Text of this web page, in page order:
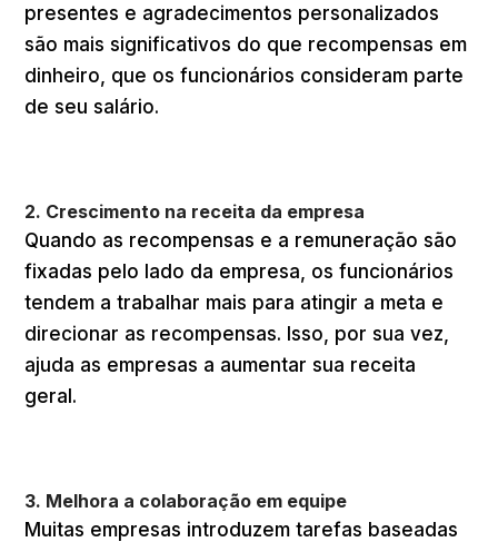
presentes e agradecimentos personalizados
são mais significativos do que recompensas em
dinheiro, que os funcionários consideram parte
de seu salário.
2. Crescimento na receita da empresa
Quando as recompensas e a remuneração são
fixadas pelo lado da empresa, os funcionários
tendem a trabalhar mais para atingir a meta e
direcionar as recompensas. Isso, por sua vez,
ajuda as empresas a aumentar sua receita
geral.
3. Melhora a colaboração em equipe
Muitas empresas introduzem tarefas baseadas